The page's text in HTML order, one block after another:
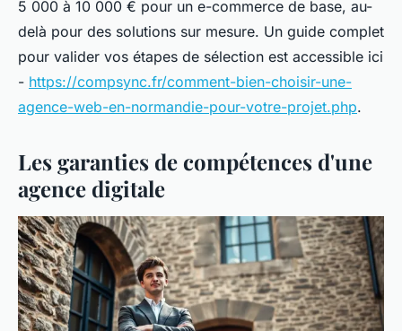
5 000 à 10 000 € pour un e-commerce de base, au-
delà pour des solutions sur mesure. Un guide complet
pour valider vos étapes de sélection est accessible ici
- https://compsync.fr/comment-bien-choisir-une-
agence-web-en-normandie-pour-votre-projet.php.
Les garanties de compétences d'une
agence digitale